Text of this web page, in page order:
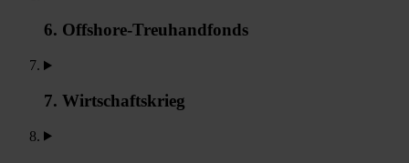
6. Offshore-Treuhandfonds
7. Wirtschaftskrieg